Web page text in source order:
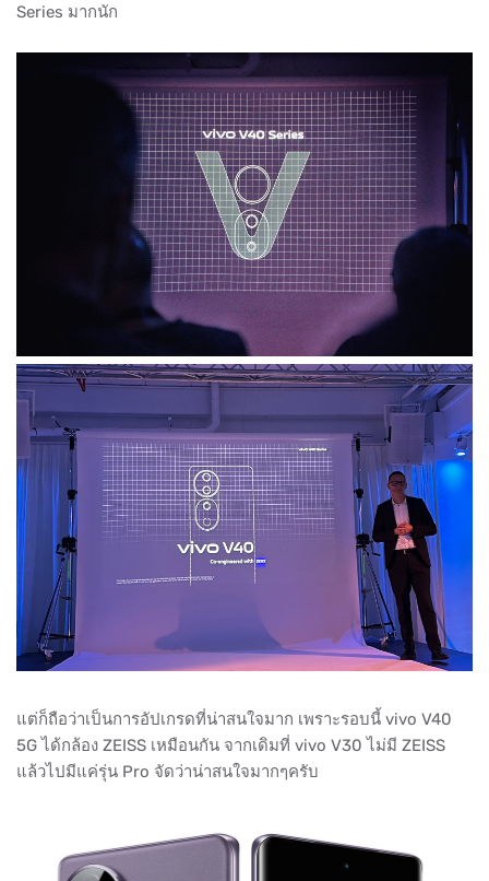
Series มากนัก
แต่ก็ถือว่าเป็นการอัปเกรดที่น่าสนใจมาก เพราะรอบนี้ vivo V40
5G ได้กล้อง ZEISS เหมือนกัน จากเดิมที่ vivo V30 ไม่มี ZEISS
แล้วไปมีแค่รุ่น Pro จัดว่าน่าสนใจมากๆครับ